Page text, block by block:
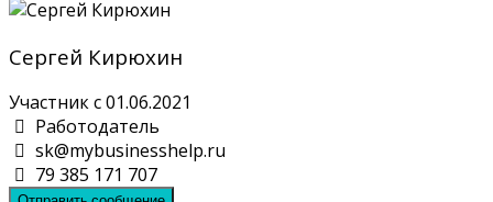
Сергей Кирюхин
Участник с 01.06.2021
Работодатель
sk@mybusinesshelp.ru
79 385 171 707